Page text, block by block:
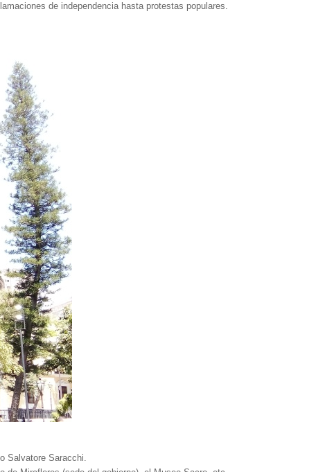
de independencia hasta protestas populares.
Salvatore Saracchi.